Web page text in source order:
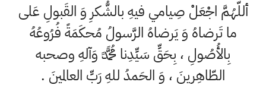
أللّهُمَّ اجْعَلْ صِيامي فيهِ بالشُّكرِ وَ القَبولِ عَلى
ما تَرضاهُ وَ يَرضاهُ الرَّسولُ مُحكَمَةً فُرُوعُهُ
بِالأُصُولِ ، بِحَقِّ سَيِّدِنا مُحَمَّدٍ وَآلهِ وصحبه
الطّاهِرينَ ، وَ الحَمدُ للهِ رَبِّ العالمينَ .